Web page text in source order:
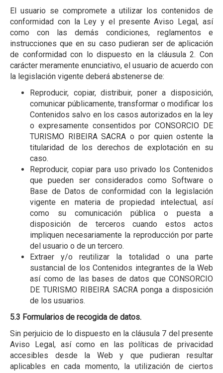
El usuario se compromete a utilizar los contenidos de
conformidad con la Ley y el presente Aviso Legal, así
como con las demás condiciones, reglamentos e
instrucciones que en su caso pudieran ser de aplicación
de conformidad con lo dispuesto en la cláusula 2. Con
carácter meramente enunciativo, el usuario de acuerdo con
la legislación vigente deberá abstenerse de:
Reproducir, copiar, distribuir, poner a disposición,
comunicar públicamente, transformar o modificar los
Contenidos salvo en los casos autorizados en la ley
o expresamente consentidos por CONSORCIO DE
TURISMO RIBEIRA SACRA o por quien ostente la
titularidad de los derechos de explotación en su
caso.
Reproducir, copiar para uso privado los Contenidos
que pueden ser considerados como Software o
Base de Datos de conformidad con la legislación
vigente en materia de propiedad intelectual, así
como su comunicación pública o puesta a
disposición de terceros cuando estos actos
impliquen necesariamente la reproducción por parte
del usuario o de un tercero.
Extraer y/o reutilizar la totalidad o una parte
sustancial de los Contenidos integrantes de la Web
así como de las bases de datos que CONSORCIO
DE TURISMO RIBEIRA SACRA ponga a disposición
de los usuarios.
5.3 Formularios de recogida de datos.
Sin perjuicio de lo dispuesto en la cláusula 7 del presente
Aviso Legal, así como en las políticas de privacidad
accesibles desde la Web y que pudieran resultar
aplicables en cada momento, la utilización de ciertos